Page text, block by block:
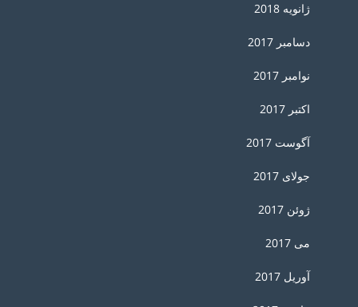
ژانویه 2018
دسامبر 2017
نوامبر 2017
اکتبر 2017
آگوست 2017
جولای 2017
ژوئن 2017
می 2017
آوریل 2017